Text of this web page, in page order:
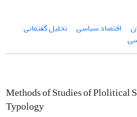
اقتصاد سیاسی
تحلیل گفتمانی
Methods of Studies of Plolitical
Typology